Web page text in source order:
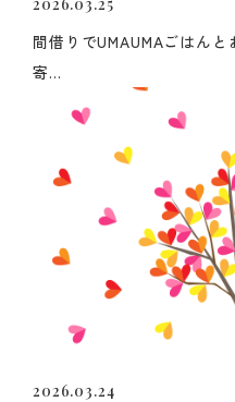
間借りでUMAUMAごはん
寄...
2026.03.24